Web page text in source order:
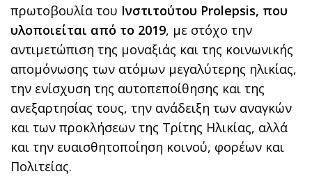
πρωτοβουλία του Ινστιτούτου Prolepsis, που
υλοποιείται από το 2019, με στόχο την
αντιμετώπιση της μοναξιάς και της κοινωνικής
απομόνωσης των ατόμων μεγαλύτερης ηλικίας,
την ενίσχυση της αυτοπεποίθησης και της
ανεξαρτησίας τους, την ανάδειξη των αναγκών
και των προκλήσεων της Τρίτης Ηλικίας, αλλά
και την ευαισθητοποίηση κοινού, φορέων και
Πολιτείας.